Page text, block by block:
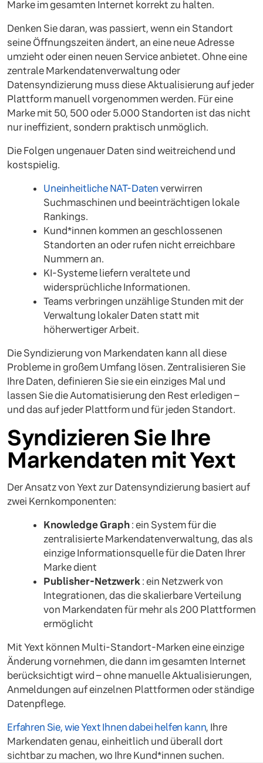
Marke im gesamten Internet korrekt zu halten.
Denken Sie daran, was passiert, wenn ein Standort
seine Öffnungszeiten ändert, an eine neue Adresse
umzieht oder einen neuen Service anbietet. Ohne eine
zentrale Markendatenverwaltung oder
Datensyndizierung muss diese Aktualisierung auf jeder
Plattform manuell vorgenommen werden. Für eine
Marke mit 50, 500 oder 5.000 Standorten ist das nicht
nur ineffizient, sondern praktisch unmöglich.
Die Folgen ungenauer Daten sind weitreichend und
kostspielig.
Uneinheitliche NAT-Datenverwirren
Suchmaschinen und beeinträchtigen lokale
Rankings.
Kund*innen kommen an geschlossenen
Standorten an oder rufen nicht erreichbare
Nummern an.
KI-Systeme liefern veraltete und
widersprüchliche Informationen.
Teams verbringen unzählige Stunden mit der
Verwaltung lokaler Daten statt mit
höherwertiger Arbeit.
Die Syndizierung von Markendaten kann all diese
Probleme in großem Umfang lösen. Zentralisieren Sie
Ihre Daten, definieren Sie sie ein einziges Mal und
lassen Sie die Automatisierung den Rest erledigen –
und das auf jeder Plattform und für jeden Standort.
Syndizieren Sie Ihre
Markendaten mit Yext
Der Ansatz von Yext zur Datensyndizierung basiert auf
zwei Kernkomponenten:
Knowledge Graph: ein System für die
zentralisierte Markendatenverwaltung, das als
einzige Informationsquelle für die Daten Ihrer
Marke dient
Publisher-Netzwerk: ein Netzwerk von
Integrationen, das die skalierbare Verteilung
von Markendaten für mehr als 200 Plattformen
ermöglicht
Mit Yext können Multi-Standort-Marken eine einzige
Änderung vornehmen, die dann im gesamten Internet
berücksichtigt wird – ohne manuelle Aktualisierungen,
Anmeldungen auf einzelnen Plattformen oder ständige
Datenpflege.
Erfahren Sie, wie Yext Ihnen dabei helfen kann, Ihre
Markendaten genau, einheitlich und überall dort
sichtbar zu machen, wo Ihre Kund*innen suchen.